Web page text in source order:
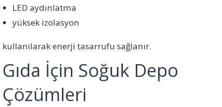
LED aydınlatma
yüksek izolasyon
kullanılarak enerji tasarrufu sağlanır.
Gıda İçin Soğuk Depo
Çözümleri